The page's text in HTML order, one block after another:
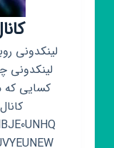
لینکدونی
کسایی که